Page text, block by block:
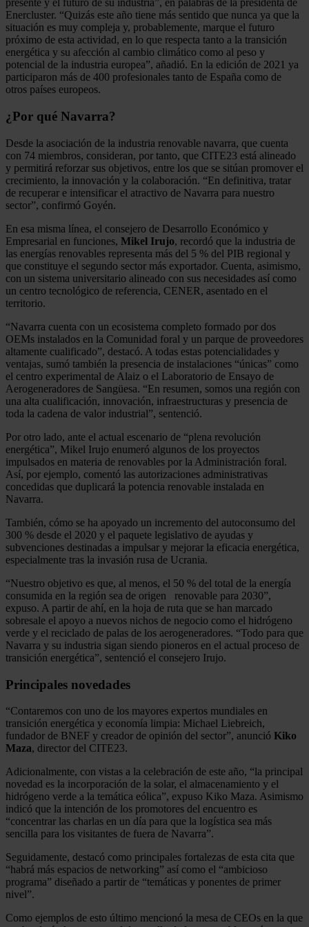
presente y el futuro de su industria”, en palabras de la presidenta de
Enercluster. “Quizás este año tiene más sentido que nunca ya que la
situación es muy compleja y, probablemente, marque el futuro
próximo de esta actividad, en lo que respecta tanto a la transición
energética y su afección al cambio climático como al peso y
potencial de la industria europea”, añadió. En la edición de 2021 ya
participaron más de 400 profesionales tanto de España como de
otros países europeos.
¿Por qué Navarra?
Desde la asociación de la industria renovable navarra, que cuenta
con 74 miembros, consideran, por tanto, que CITE23 está alineado
y permitirá reforzar sus objetivos, entre los que se sitúan promover el
crecimiento, la innovación y la colaboración. “En definitiva, tratar
de recuperar e intensificar el atractivo de Navarra para nuestro
sector”, confirmó Goyén.
En esa misma línea, el consejero de Desarrollo Económico y
Empresarial en funciones, Mikel Irujo, recordó que la industria de
las energías renovables representa más del 5 % del PIB regional y
que constituye el segundo sector más exportador. Cuenta, asimismo,
con un sistema universitario alineado con sus necesidades así como
un centro tecnológico de referencia, CENER, asentado en el
territorio.
“Navarra cuenta con un ecosistema completo formado por dos
OEMs instalados en la Comunidad foral y un parque de proveedores
altamente cualificado”, destacó. A todas estas potencialidades y
ventajas, sumó también la presencia de instalaciones “únicas” como
el centro experimental de Alaiz o el Laboratorio de Ensayo de
Aerogeneradores de Sangüesa. “En resumen, somos una región con
una alta cualificación, innovación, infraestructuras y presencia de
toda la cadena de valor industrial”, sentenció.
Por otro lado, ante el actual escenario de “plena revolución
energética”, Mikel Irujo enumeró algunos de los proyectos
impulsados en materia de renovables por la Administración foral.
Así, por ejemplo, comentó las autorizaciones administrativas
concedidas que duplicará la potencia renovable instalada en
Navarra.
También, cómo se ha apoyado un incremento del autoconsumo del
300 % desde el 2020 y el paquete legislativo de ayudas y
subvenciones destinadas a impulsar y mejorar la eficacia energética,
especialmente tras la invasión rusa de Ucrania.
“Nuestro objetivo es que, al menos, el 50 % del total de la energía
consumida en la región sea de origen renovable para 2030”,
expuso. A partir de ahí, en la hoja de ruta que se han marcado
sobresale el apoyo a nuevos nichos de negocio como el hidrógeno
verde y el reciclado de palas de los aerogeneradores. “Todo para que
Navarra y su industria sigan siendo pioneros en el actual proceso de
transición energética”, sentenció el consejero Irujo.
Principales novedades
“Contaremos con uno de los mayores expertos mundiales en
transición energética y economía limpia: Michael Liebreich,
fundador de BNEF y creador de opinión del sector”, anunció Kiko
Maza, director del CITE23.
Adicionalmente, con vistas a la celebración de este año, “la principal
novedad es la incorporación de la solar, el almacenamiento y el
hidrógeno verde a la temática eólica”, expuso Kiko Maza. Asimismo
indicó que la intención de los promotores del encuentro es
“concentrar las charlas en un día para que la logística sea más
sencilla para los visitantes de fuera de Navarra”.
Seguidamente, destacó como principales fortalezas de esta cita que
“habrá más espacios de networking” así como el “ambicioso
programa” diseñado a partir de “temáticas y ponentes de primer
nivel”.
Como ejemplos de esto último mencionó la mesa de CEOs en la que